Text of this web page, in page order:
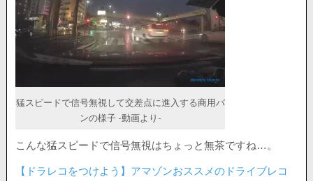
猛スピードで信号無視して交差点に進入する商用バ
ンの様子 -動画より-
こんな猛スピードで信号無視はちょっと無茶ですね…。
【ドラレコをつけよう】アマゾンおススメのドライブレコ